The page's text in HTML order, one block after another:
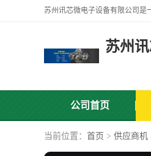
苏州
公司首页
当前位置： 首页 > 供应商机